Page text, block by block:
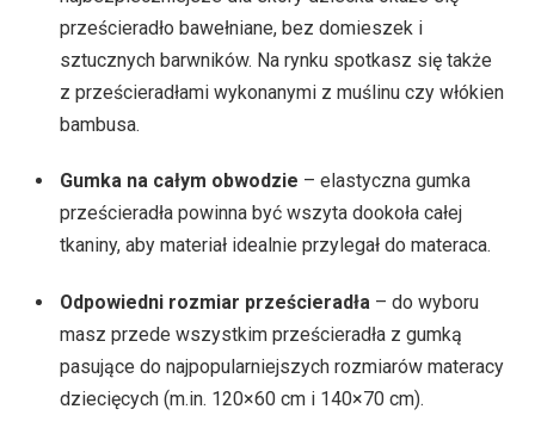
prześcieradło bawełniane, bez domieszek i
sztucznych barwników. Na rynku spotkasz się także
z prześcieradłami wykonanymi z muślinu czy włókien
bambusa.
Gumka na całym obwodzie – elastyczna gumka
prześcieradła powinna być wszyta dookoła całej
tkaniny, aby materiał idealnie przylegał do materaca.
Odpowiedni rozmiar prześcieradła – do wyboru
masz przede wszystkim prześcieradła z gumką
pasujące do najpopularniejszych rozmiarów materacy
dziecięcych (m.in. 120×60 cm i 140×70 cm).